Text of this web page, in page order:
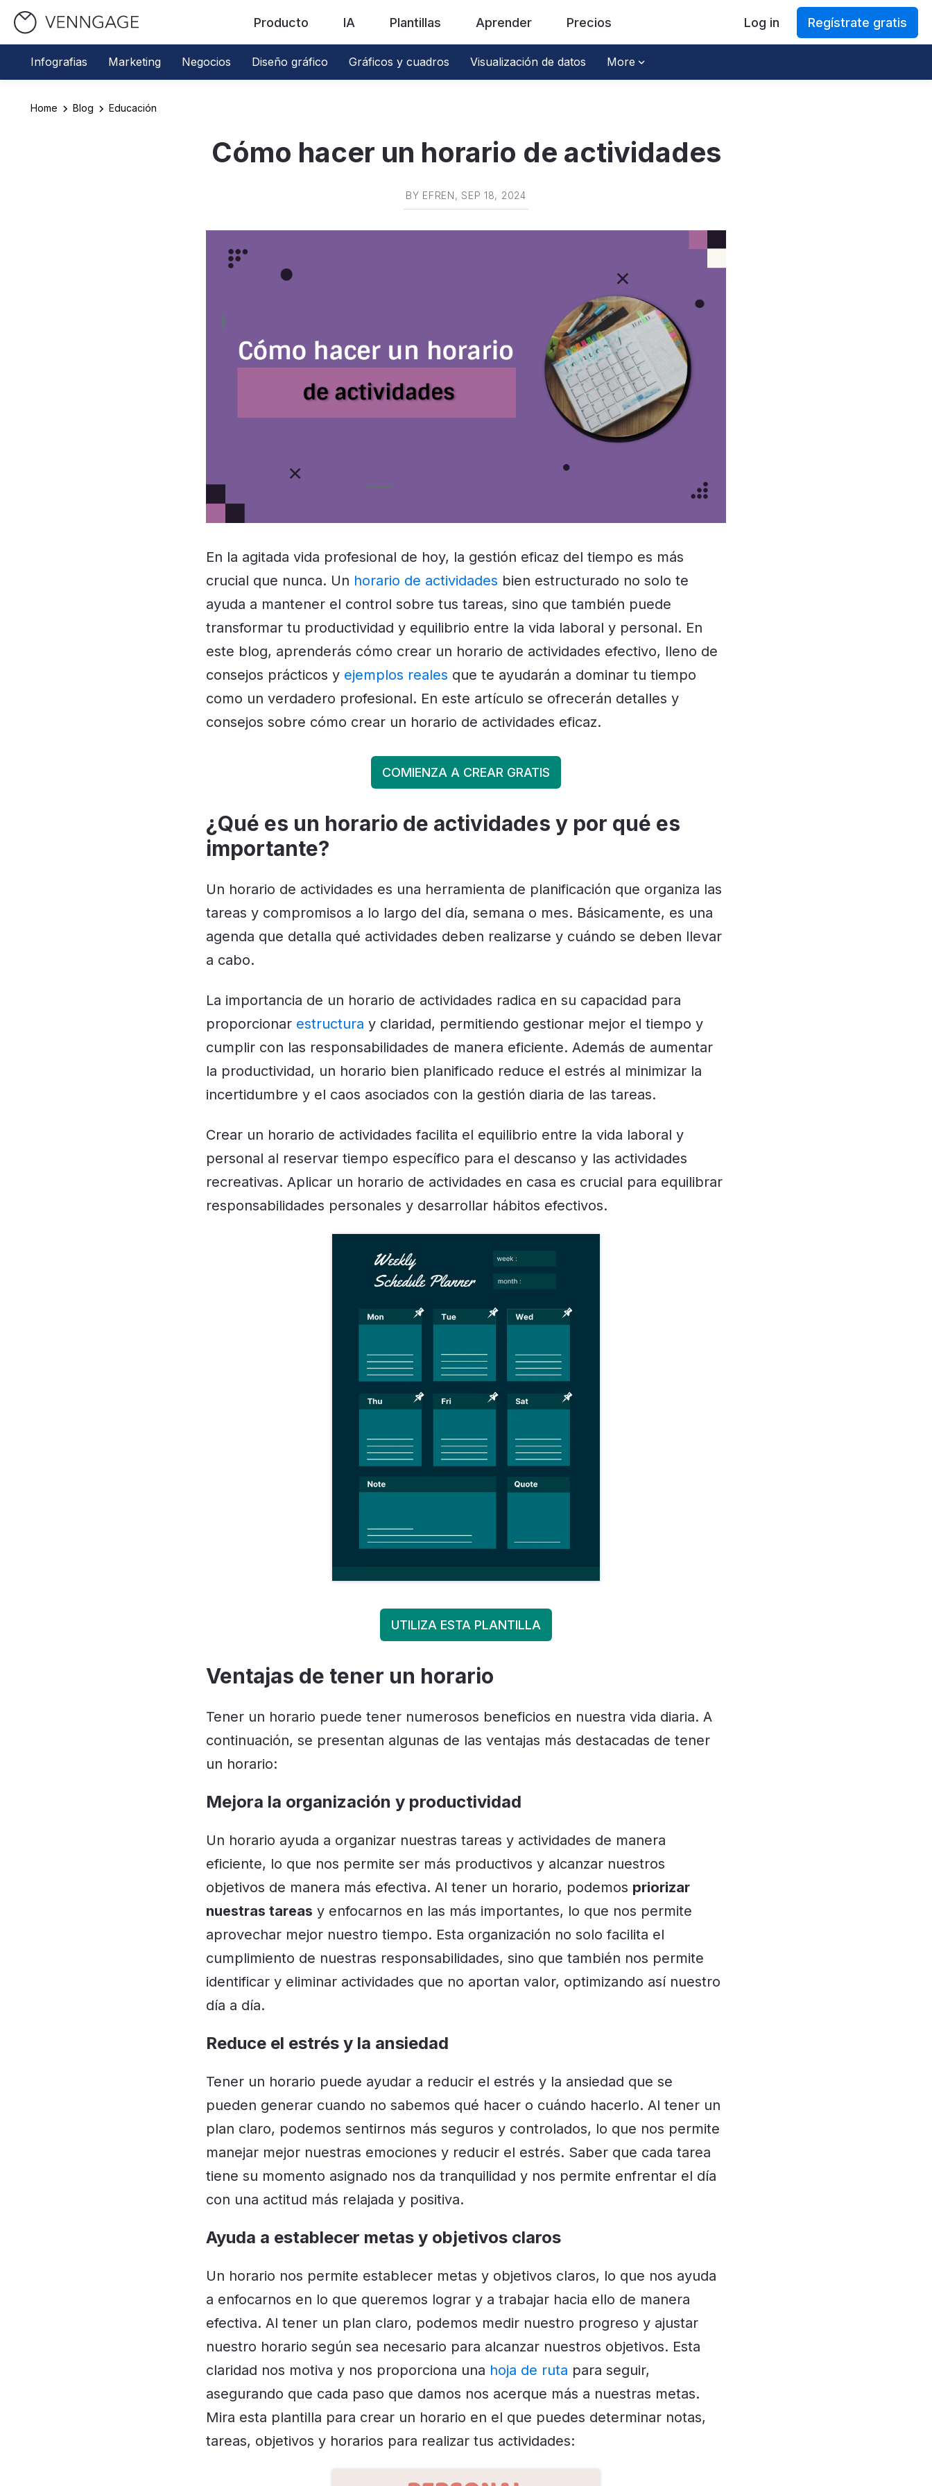
Producto IA Plantillas Aprender Precios Log in Regístrate gratis
Infografias Marketing Negocios Diseño gráfico Gráficos y cuadros Visualización de datos More
Home Blog Educación
Cómo hacer un horario de actividades
BY EFREN, SEP 18, 2024
En la agitada vida profesional de hoy, la gestión eficaz del tiempo es más
crucial que nunca. Un horario de actividades bien estructurado no solo te
ayuda a mantener el control sobre tus tareas, sino que también puede
transformar tu productividad y equilibrio entre la vida laboral y personal. En
este blog, aprenderás cómo crear un horario de actividades efectivo, lleno de
consejos prácticos y ejemplos reales que te ayudarán a dominar tu tiempo
como un verdadero profesional. En este artículo se ofrecerán detalles y
consejos sobre cómo crear un horario de actividades eficaz.
COMIENZA A CREAR GRATIS
¿Qué es un horario de actividades y por qué es
importante?
Un horario de actividades es una herramienta de planificación que organiza las
tareas y compromisos a lo largo del día, semana o mes. Básicamente, es una
agenda que detalla qué actividades deben realizarse y cuándo se deben llevar
a cabo.
La importancia de un horario de actividades radica en su capacidad para
proporcionar estructura y claridad, permitiendo gestionar mejor el tiempo y
cumplir con las responsabilidades de manera eficiente. Además de aumentar
la productividad, un horario bien planificado reduce el estrés al minimizar la
incertidumbre y el caos asociados con la gestión diaria de las tareas.
Crear un horario de actividades facilita el equilibrio entre la vida laboral y
personal al reservar tiempo específico para el descanso y las actividades
recreativas. Aplicar un horario de actividades en casa es crucial para equilibrar
responsabilidades personales y desarrollar hábitos efectivos.
UTILIZA ESTA PLANTILLA
Ventajas de tener un horario
Tener un horario puede tener numerosos beneficios en nuestra vida diaria. A
continuación, se presentan algunas de las ventajas más destacadas de tener
un horario:
Mejora la organización y productividad
Un horario ayuda a organizar nuestras tareas y actividades de manera
eficiente, lo que nos permite ser más productivos y alcanzar nuestros
objetivos de manera más efectiva. Al tener un horario, podemos priorizar
nuestras tareas y enfocarnos en las más importantes, lo que nos permite
aprovechar mejor nuestro tiempo. Esta organización no solo facilita el
cumplimiento de nuestras responsabilidades, sino que también nos permite
identificar y eliminar actividades que no aportan valor, optimizando así nuestro
día a día.
Reduce el estrés y la ansiedad
Tener un horario puede ayudar a reducir el estrés y la ansiedad que se
pueden generar cuando no sabemos qué hacer o cuándo hacerlo. Al tener un
plan claro, podemos sentirnos más seguros y controlados, lo que nos permite
manejar mejor nuestras emociones y reducir el estrés. Saber que cada tarea
tiene su momento asignado nos da tranquilidad y nos permite enfrentar el día
con una actitud más relajada y positiva.
Ayuda a establecer metas y objetivos claros
Un horario nos permite establecer metas y objetivos claros, lo que nos ayuda
a enfocarnos en lo que queremos lograr y a trabajar hacia ello de manera
efectiva. Al tener un plan claro, podemos medir nuestro progreso y ajustar
nuestro horario según sea necesario para alcanzar nuestros objetivos. Esta
claridad nos motiva y nos proporciona una hoja de ruta para seguir,
asegurando que cada paso que damos nos acerque más a nuestras metas.
Mira esta plantilla para crear un horario en el que puedes determinar notas,
tareas, objetivos y horarios para realizar tus actividades: